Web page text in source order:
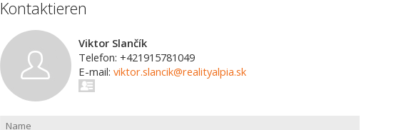
Kontaktieren
Viktor Slančík
Telefon: +421915781049
E-mail: viktor.slancik@realityalpia.sk